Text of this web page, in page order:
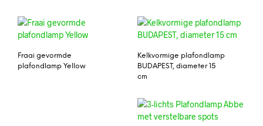
Fraai gevormde
plafondlamp Yellow
Kelkvormige plafondlamp
BUDAPEST, diameter 15
cm